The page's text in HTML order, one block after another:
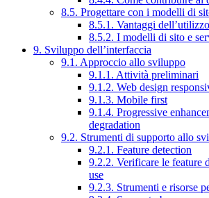
8.5. Progettare con i modelli di
8.5.1. Vantaggi
8.5.2. I modelli di sito e
9. Sviluppo dell’interfaccia
9.1. Approccio allo sviluppo
9.1.1. Attività preliminari
9.1.2. Web design
9.1.3. Mobile first
9.1.4. Progressive
degradation
9.2. Strumenti di supporto allo
9.2.1. Feature detection
9.2.2. Verificare le feature
use
9.2.3. Strumenti e risorse